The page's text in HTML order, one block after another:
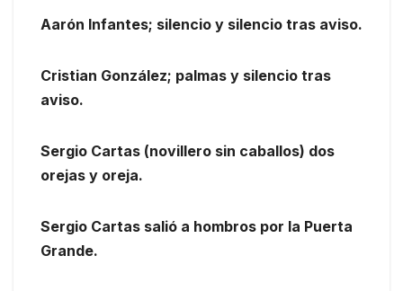
Aarón Infantes; silencio y silencio tras aviso.
Cristian González; palmas y silencio tras
aviso.
Sergio Cartas (novillero sin caballos) dos
orejas y oreja.
Sergio Cartas salió a hombros por la Puerta
Grande.